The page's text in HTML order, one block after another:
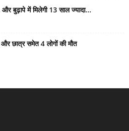
बुढ़ापे में मिलेगी 13 साल ज्यादा...
छात्र समेत 4 लोगों की मौत